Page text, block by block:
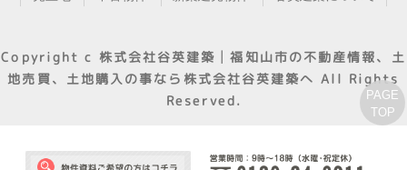
PAGE
TOP
Copyright c 株式会社谷英建築│福知山市の不動産情報、土
地売買、土地購入の事なら株式会社谷英建築へ All Rights
Reserved.